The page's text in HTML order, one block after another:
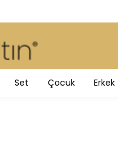
Set Çocuk Erkek